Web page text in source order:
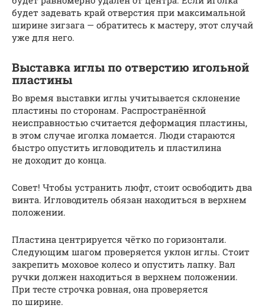
будет задевать край отверстия при максимальной
ширине зигзага — обратитесь к мастеру, этот случай
уже для него.
Выставка иглы по отверстию игольной
пластины
Во время выставки иглы учитывается склонение
пластины по сторонам. Распространённой
неисправностью считается деформация пластины,
в этом случае иголка ломается. Люди стараются
быстро опустить игловодитель и пластилина
не доходит до конца.
Совет! Чтобы устранить люфт, стоит освободить два
винта. Игловодитель обязан находиться в верхнем
положении.
Пластина центрируется чётко по горизонтали.
Следующим шагом проверяется уклон иглы. Стоит
закрепить моховое колесо и опустить лапку. Вал
ручки должен находиться в верхнем положении.
При тесте строчка ровная, она проверяется
по ширине.